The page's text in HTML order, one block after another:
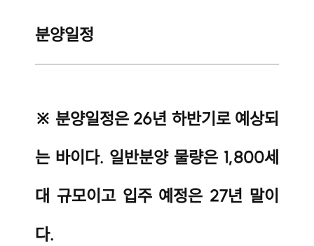
분양일정
※ 분양일정은 26년 하반기로 예상되
는 바이다. 일반분양 물량은 1,800세
대 규모이고 입주 예정은 27년 말이
다.